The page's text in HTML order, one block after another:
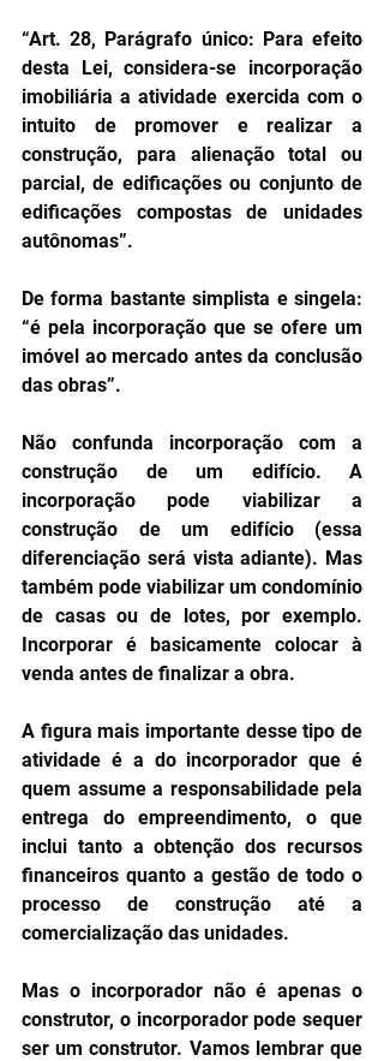
“Art. 28, Parágrafo único: Para efeito
desta Lei, considera-se incorporação
imobiliária a atividade exercida com o
intuito de promover e realizar a
construção, para alienação total ou
parcial, de edificações ou conjunto de
edificações compostas de unidades
autônomas”.
De forma bastante simplista e singela:
“é pela incorporação que se ofere um
imóvel ao mercado antes da conclusão
das obras”.
Não confunda incorporação com a
construção de um edifício. A
incorporação pode viabilizar a
construção de um edifício (essa
diferenciação será vista adiante). Mas
também pode viabilizar um condomínio
de casas ou de lotes, por exemplo.
Incorporar é basicamente colocar à
venda antes de finalizar a obra.
A figura mais importante desse tipo de
atividade é a do incorporador que é
quem assume a responsabilidade pela
entrega do empreendimento, o que
inclui tanto a obtenção dos recursos
financeiros quanto a gestão de todo o
processo de construção até a
comercialização das unidades.
Mas o incorporador não é apenas o
construtor, o incorporador pode sequer
ser um construtor. Vamos lembrar que